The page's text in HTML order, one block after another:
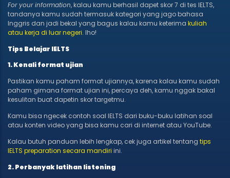
For your information, kalau kamu berhasil dapet skor 7 di tes IELTS,
tandanya kamu sudah termasuk kategori yang jago bahasa
Inggris dan jadi bekal yang bagus kalau kamu keterima kuliah
atau kerja di luar negeri. lho!
Tips Belajar IELTS
1. Kenali format ujian
Pastikan kamu paham format ujiannya, karena kalau kamu sudah
paham gimana format ujian ini, percaya deh, kamu nggak bakal
kesulitan buat dapetin skor targetmu.
Kamu bisa ngecek contoh soal IELTS dari buku-buku latihan soal
atau konten video yang bisa kamu cari di internet atau YouTube.
Kalau butuh panduan lebih lengkap, cek juga artikel tentang tips
IELTS preparation secara mandiri ini.
2. Perbanyak latihan listening